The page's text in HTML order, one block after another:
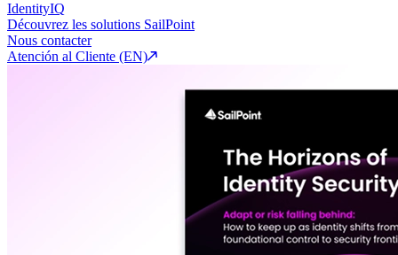
IdentityIQ
Découvrez les solutions SailPoint
Nous contacter
Atención al Cliente (EN)